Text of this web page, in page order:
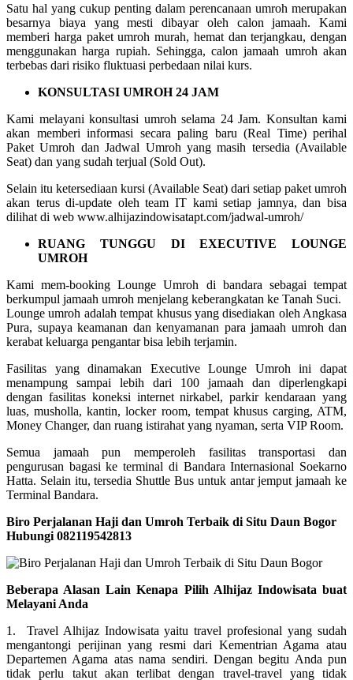
Satu hal yang cukup penting dalam perencanaan umroh merupakan
besarnya biaya yang mesti dibayar oleh calon jamaah. Kami
memberi harga paket umroh murah, hemat dan terjangkau, dengan
menggunakan harga rupiah. Sehingga, calon jamaah umroh akan
terbebas dari risiko fluktuasi perbedaan nilai kurs.
KONSULTASI UMROH 24 JAM
Kami melayani konsultasi umroh selama 24 Jam. Konsultan kami
akan memberi informasi secara paling baru (Real Time) perihal
Paket Umroh dan Jadwal Umroh yang masih tersedia (Available
Seat) dan yang sudah terjual (Sold Out).
Selain itu ketersediaan kursi (Available Seat) dari setiap paket umroh
akan terus di-update oleh team IT kami setiap jamnya, dan bisa
dilihat di web www.alhijazindowisatapt.com/jadwal-umroh/
RUANG TUNGGU DI EXECUTIVE LOUNGE
UMROH
Kami mem-booking Lounge Umroh di bandara sebagai tempat
berkumpul jamaah umroh menjelang keberangkatan ke Tanah Suci.
Lounge umroh adalah tempat khusus yang disediakan oleh Angkasa
Pura, supaya keamanan dan kenyamanan para jamaah umroh dan
kerabat keluarga pengantar bisa lebih terjamin.
Fasilitas yang dinamakan Executive Lounge Umroh ini dapat
menampung sampai lebih dari 100 jamaah dan diperlengkapi
dengan fasilitas koneksi internet nirkabel, parkir kendaraan yang
luas, musholla, kantin, locker room, tempat khusus carging, ATM,
Money Changer, dan ruang istirahat yang nyaman, serta VIP Room.
Semua jamaah pun memperoleh fasilitas transportasi dan
pengurusan bagasi ke terminal di Bandara Internasional Soekarno
Hatta. Selain itu, tersedia Shuttle Bus untuk antar jemput jamaah ke
Terminal Bandara.
Biro Perjalanan Haji dan Umroh Terbaik di Situ Daun Bogor
Hubungi 082119542813
Beberapa Alasan Lain Kenapa Pilih Alhijaz Indowisata buat
Melayani Anda
1. Travel Alhijaz Indowisata yaitu travel profesional yang sudah
mengantongi perijinan yang resmi dari Kementrian Agama atau
Departemen Agama atas nama sendiri. Dengan begitu Anda pun
tidak perlu takut akan terlibat dengan travel-travel yang tidak